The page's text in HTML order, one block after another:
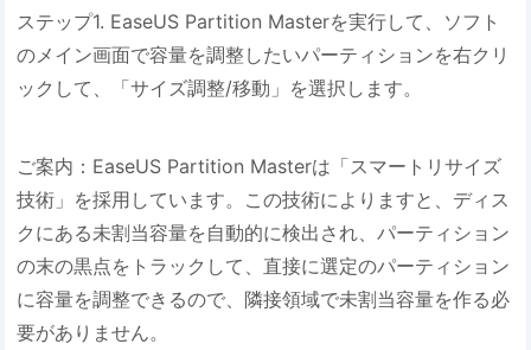
ステップ1. EaseUS Partition Masterを実行して、ソフト
のメイン画面で容量を調整したいパーティションを右クリ
ックして、「サイズ調整/移動」を選択します。
ご案内：EaseUS Partition Masterは「スマートリサイズ
技術」を採用しています。この技術によりますと、ディス
クにある未割当容量を自動的に検出され、パーティション
の末の黒点をトラックして、直接に選定のパーティション
に容量を調整できるので、隣接領域で未割当容量を作る必
要がありません。